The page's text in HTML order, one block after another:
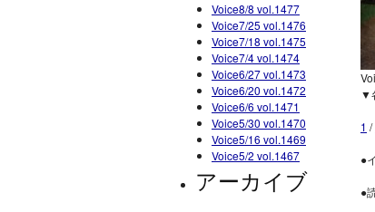
Voice8/8 vol.1477
Voice7/25 vol.1476
Voice7/18 vol.1475
Voice7/4 vol.1474
Voice6/27 vol.1473
Voice6/20 vol.1472
Voice6/6 vol.1471
Voice5/30 vol.1470
Voice5/16 vol.1469
Voice5/2 vol.1467
アーカイブ
▼
1 /
●
●